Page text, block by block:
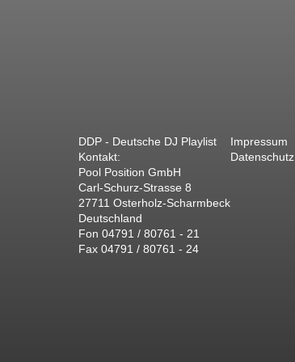
DDP - Deutsche DJ Playlist
Kontakt:
Pool Position GmbH
Carl-Schurz-Strasse 8
27711 Osterholz-Scharmbeck
Deutschland
Fon 04791 / 80761 - 21
Fax 04791 / 80761 - 24
Impressum
Datenschutz